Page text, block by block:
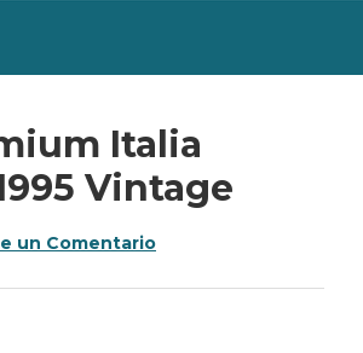
Italia
Vintage
un Comentario